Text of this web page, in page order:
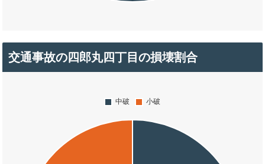
交通事故の四郎丸四丁目の損壊割合